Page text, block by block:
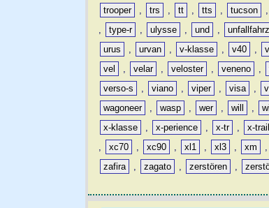
trooper
, trs , tt , tts , tucson ,
,
type-r , ulysse , und ,
urus
, urvan , v-klasse , v40 ,
vel
, velar , veloster , veneno ,
verso-s
, viano , viper , visa ,
wagoneer
, wasp , wer , will ,
x-klasse
, x-perience , x-tr , x-trail
,
xc70 , xc90 , xl1 , xl3 , xm ,
zafira
, zagato , zerstören ,